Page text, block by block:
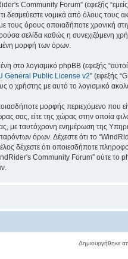
Community Forum” (εφεξής
δεσμεύεστε νομικά από όλους
τους όρους οποιαδήποτε χρονική
σελίδα καθώς η συνεχιζόμενη
μορφή των όρων.
στο λογισμικό phpBB (εφεξής
General Public License v2” (εφεξής
ο χρήστης με αυτό το λογισμικό
μορφής περιεχόμενο που
σας, είτε της χώρας στην οποία
με ταυτόχρονη ενημέρωση της
όρων. Δέχεστε ότι το
δέχεστε ότι οποιεσδήποτε
Community Forum” ούτε το
Δημιουργήθηκε